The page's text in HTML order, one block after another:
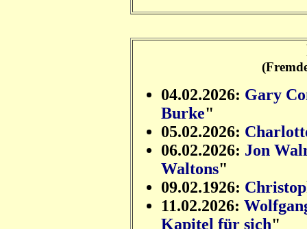
04.02.2026: Gary
Burke"
05.02.2026:
06.02.2026: Jon
Waltons"
09.02.1926:
11.02.2026:
Kapitel für sich"